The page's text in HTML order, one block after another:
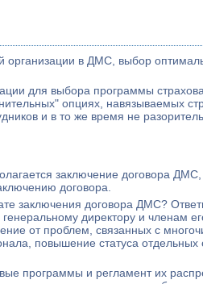
организации в ДМС, выбор
для выбора программы
опциях, навязываемых
и в то же время не
заключение договора
договора.
заключения договора ДМС?
директору и членам
от проблем, связанных с
повышение статуса отдельных
программы и регламент их